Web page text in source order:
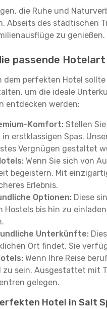
die Ruhe und
Abseits des städtischen
zu genießen.
passende
dem perfekten Hotel
um die ideale
entdecken werden:
Komfort: Stellen
erstklassigen Spas.
Vergnügen gestaltet
Wenn Sie sich von
begeistern. Mit
Erlebnis.
Optionen: Diese
Hostels bis hin zu
Unterkünfte:
Ort findet. Sie
Wenn Ihre Reise
zu sein. Ausgestattet mit
gelegen.
Hotel in Salt